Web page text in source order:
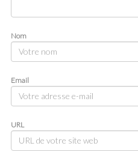
Nom
Email
URL